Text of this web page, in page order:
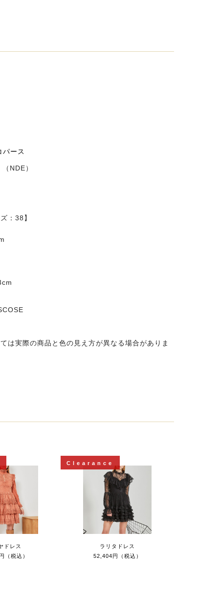
パース
NDE）
：38】
は実際の商品と色の見え方が異なる場合がありま
ドレス
（税込）
Clearance
ラリタドレス
52,404円（税込）